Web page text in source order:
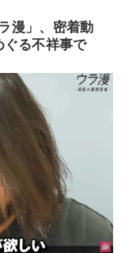
漫」、密着動
ぐる不祥事で